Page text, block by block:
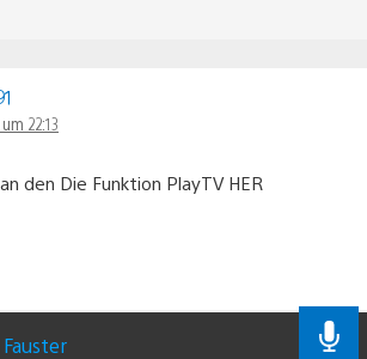
22:13
den Die Funktion PlayTV HER